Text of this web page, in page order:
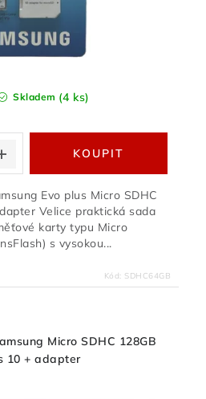
Skladem (4 ks)
Evo plus Micro SDHC
Velice praktická sada
karty typu Micro
s vysokou...
Kód: SDHC64GB
Micro SDHC 128GB
10 + adapter